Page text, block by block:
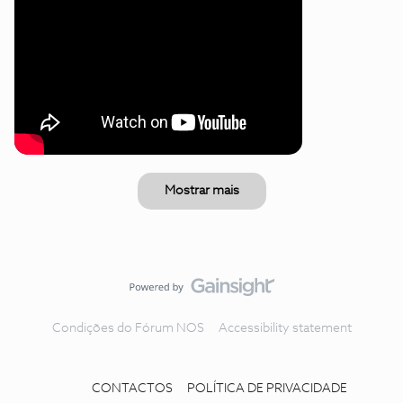
Mostrar mais
Condições do Fórum NOS Accessibility statement
CONTACTOS POLÍTICA DE PRIVACIDADE